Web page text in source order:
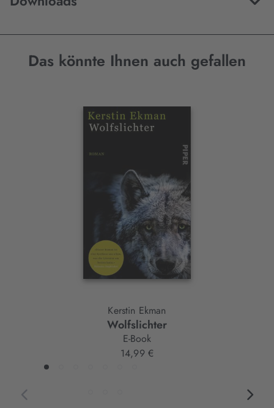
Das könnte Ihnen auch gefallen
Interaktives
Kerstin Ekman
Wolfslichter
E-Book
14,99 €